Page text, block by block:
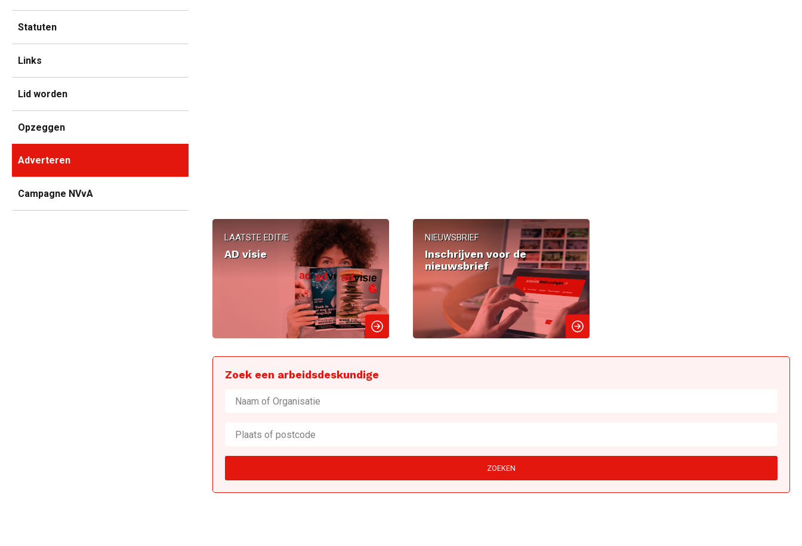
Statuten
Links
Lid worden
Opzeggen
Adverteren
Campagne NVvA
LAATSTE EDITIE
AD visie
NIEUWSBRIEF
Inschrijven voor de
nieuwsbrief
Zoek een arbeidsdeskundige
ZOEKEN